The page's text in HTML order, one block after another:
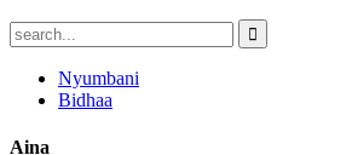
Nyumbani
Bidhaa
Aina